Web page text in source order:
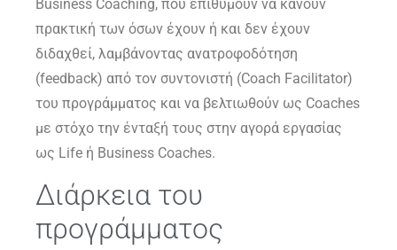
Business Coaching, που επιθυμούν να κάνουν
πρακτική των όσων έχουν ή και δεν έχουν
διδαχθεί, λαμβάνοντας ανατροφοδότηση
(feedback) από τον συντονιστή (Coach Facilitator)
του προγράμματος και να βελτιωθούν ως Coaches
με στόχο την ένταξή τους στην αγορά εργασίας
ως Life ή Business Coaches.
Διάρκεια του
προγράμματος